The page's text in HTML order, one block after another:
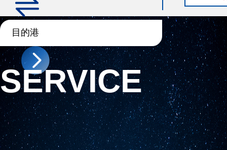
目的港
SERVICE